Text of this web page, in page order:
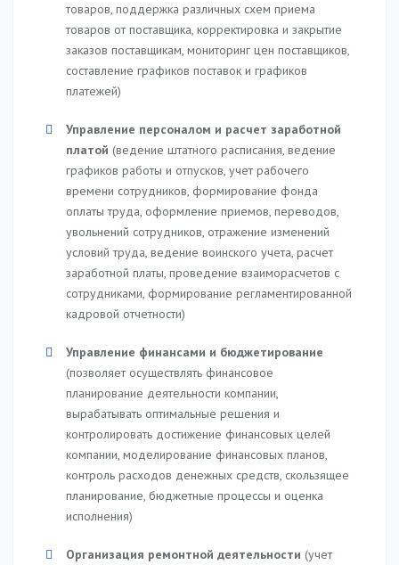
товаров, поддержка различных схем приема
товаров от поставщика, корректировка и закрытие
заказов поставщикам, мониторинг цен поставщиков,
составление графиков поставок и графиков
платежей)
Управление персоналом и расчет заработной
платой (ведение штатного расписания, ведение
графиков работы и отпусков, учет рабочего
времени сотрудников, формирование фонда
оплаты труда, оформление приемов, переводов,
увольнений сотрудников, отражение изменений
условий труда, ведение воинского учета, расчет
заработной платы, проведение взаиморасчетов с
сотрудниками, формирование регламентированной
кадровой отчетности)
Управление финансами и бюджетирование
(позволяет осуществлять финансовое
планирование деятельности компании,
вырабатывать оптимальные решения и
контролировать достижение финансовых целей
компании, моделирование финансовых планов,
контроль расходов денежных средств, скользящее
планирование, бюджетные процессы и оценка
исполнения)
Организация ремонтной деятельности (учет